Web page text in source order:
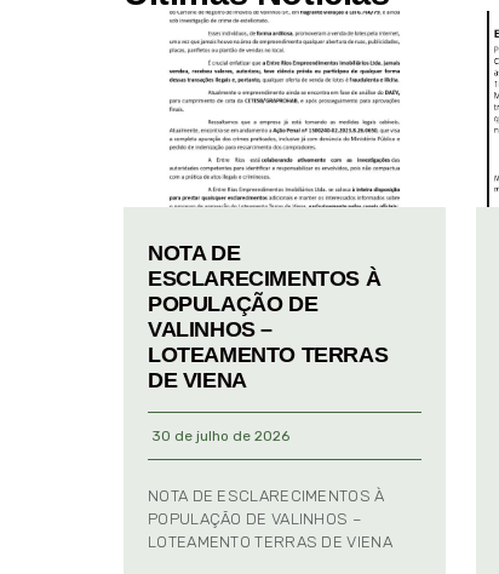
NOTA DE
ESCLARECIMENTOS À
POPULAÇÃO DE
VALINHOS –
LOTEAMENTO TERRAS
DE VIENA
30 de julho de 2026
NOTA DE ESCLARECIMENTOS À
POPULAÇÃO DE VALINHOS –
LOTEAMENTO TERRAS DE VIENA